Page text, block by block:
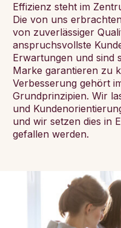
Effizienz steht im
Die von uns
von zuverlässiger
anspruchsvollste
Erwartungen und sind
Marke garantieren zu
Verbesserung gehört
Grundprinzipien. Wir
und
und wir setzen dies in
gefallen werden.